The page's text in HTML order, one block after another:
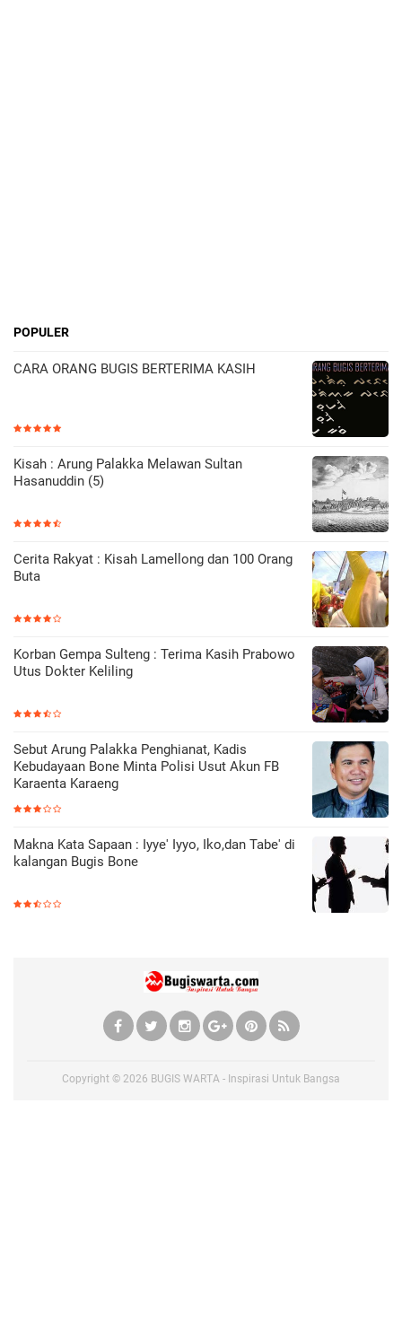
POPULER
CARA ORANG BUGIS BERTERIMA KASIH
Kisah : Arung Palakka Melawan Sultan
Hasanuddin (5)
Cerita Rakyat : Kisah Lamellong dan 100 Orang
Buta
Korban Gempa Sulteng : Terima Kasih Prabowo
Utus Dokter Keliling
Sebut Arung Palakka Penghianat, Kadis
Kebudayaan Bone Minta Polisi Usut Akun FB
Karaenta Karaeng
Makna Kata Sapaan : Iyye' Iyyo, Iko,dan Tabe' di
kalangan Bugis Bone
Copyright © 2026 BUGIS WARTA - Inspirasi Untuk Bangsa